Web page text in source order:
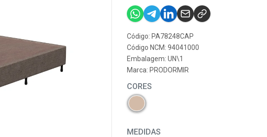
Código: PA78248CAP
Código NCM: 94041000
Embalagem: UN\1
Marca: PRODORMIR
CORES
MEDIDAS